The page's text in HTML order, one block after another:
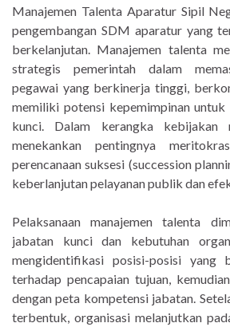
Manajemen Talenta Aparatur Sipil
pengembangan SDM aparatur yang
berkelanjutan. Manajemen talenta
strategis pemerintah dalam
pegawai yang berkinerja tinggi,
memiliki potensi kepemimpinan
kunci. Dalam kerangka kebijakan
menekankan pentingnya
perencanaan suksesi (succession
keberlanjutan pelayanan publik dan
Pelaksanaan manajemen talenta
jabatan kunci dan kebutuhan
mengidentifikasi posisi-posisi yang
terhadap pencapaian tujuan,
dengan peta kompetensi jabatan.
terbentuk, organisasi melanjutkan